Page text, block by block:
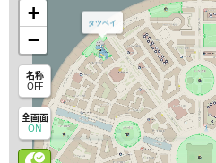
タツベイ
+
−
名称
OFF
全画面
ON